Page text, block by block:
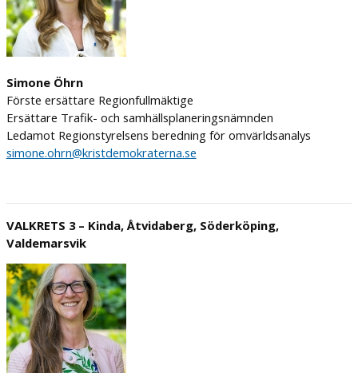
Simone Öhrn
Förste ersättare Regionfullmäktige
Ersättare Trafik- och samhällsplaneringsnämnden
Ledamot Regionstyrelsens beredning för omvärldsanalys
simone.ohrn@kristdemokraterna.se
VALKRETS 3 – Kinda, Åtvidaberg, Söderköping,
Valdemarsvik